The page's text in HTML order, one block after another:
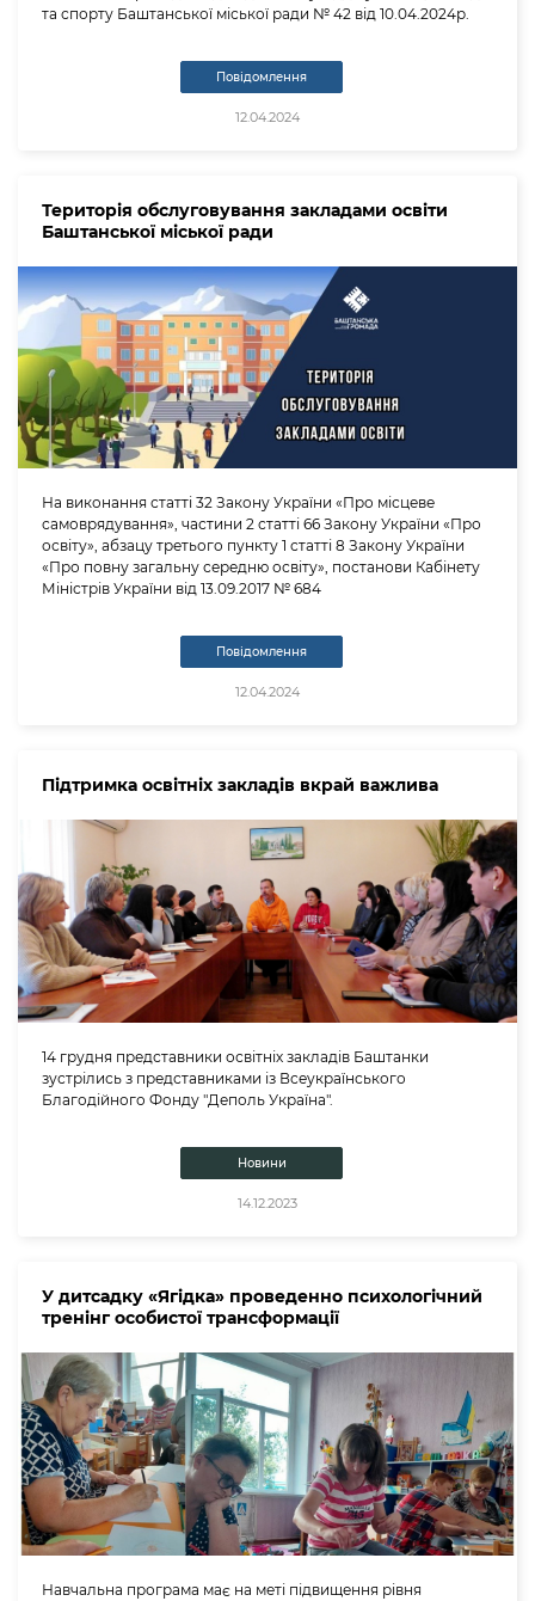
та спорту Баштанської міської ради № 42 від 10.04.2024р.
Повідомлення
12.04.2024
Територія обслуговування закладами освіти
Баштанської міської ради
На виконання статті 32 Закону України «Про місцеве
самоврядування», частини 2 статті 66 Закону України «Про
освіту», абзацу третього пункту 1 статті 8 Закону України
«Про повну загальну середню освіту», постанови Кабінету
Міністрів України від 13.09.2017 № 684
Повідомлення
12.04.2024
Підтримка освітніх закладів вкрай важлива
14 грудня представники освітніх закладів Баштанки
зустрілись з представниками із Всеукраїнського
Благодійного Фонду "Деполь Україна".
Новини
14.12.2023
У дитсадку «Ягідка» проведенно психологічний
тренінг особистої трансформації
Навчальна програма має на меті підвищення рівня